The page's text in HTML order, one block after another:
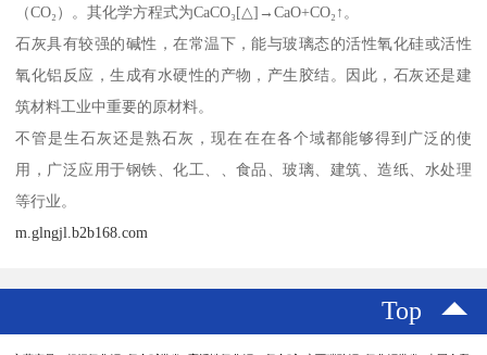
（CO₂）。其化学方程式为CaCO₃[△]→CaO+CO₂↑。
石灰具有较强的碱性，在常温下，能与玻璃态的活性氧化硅或活性
氧化铝反应，生成有水硬性的产物，产生胶结。因此，石灰还是建
筑材料工业中重要的原材料。
不管是生石灰还是熟石灰，现在在在各个域都能够得到广泛的使
用，广泛应用于钢铁、化工、、食品、玻璃、建筑、造纸、水处理
等行业。
m.glngjl.b2b168.com
Top